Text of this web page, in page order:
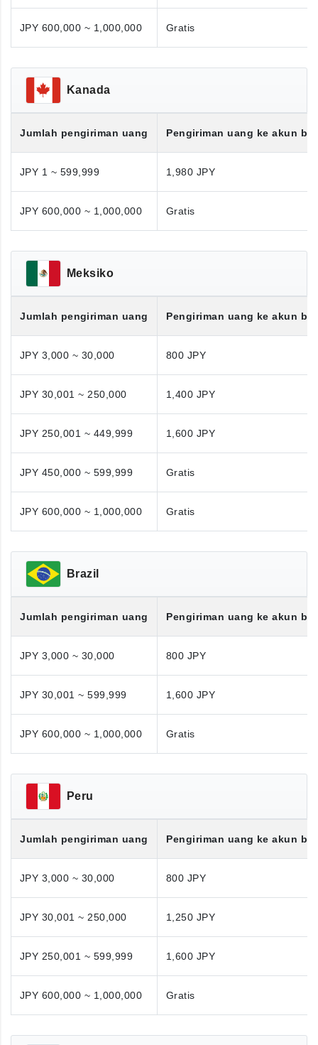
JPY 600,000 ~ 1,000,000 Gratis
Kanada
Jumlah pengiriman uang Pengiriman uang ke akun
JPY 1 ~ 599,999 1,980 JPY
JPY 600,000 ~ 1,000,000 Gratis
Meksiko
Jumlah pengiriman uang Pengiriman uang ke akun
JPY 3,000 ~ 30,000 800 JPY
JPY 30,001 ~ 250,000 1,400 JPY
JPY 250,001 ~ 449,999 1,600 JPY
JPY 450,000 ~ 599,999 Gratis
JPY 600,000 ~ 1,000,000 Gratis
Brazil
Jumlah pengiriman uang Pengiriman uang ke akun
JPY 3,000 ~ 30,000 800 JPY
JPY 30,001 ~ 599,999 1,600 JPY
JPY 600,000 ~ 1,000,000 Gratis
Peru
Jumlah pengiriman uang Pengiriman uang ke akun
JPY 3,000 ~ 30,000 800 JPY
JPY 30,001 ~ 250,000 1,250 JPY
JPY 250,001 ~ 599,999 1,600 JPY
JPY 600,000 ~ 1,000,000 Gratis